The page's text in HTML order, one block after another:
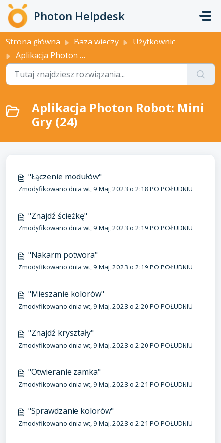
Przejdź do głównej treści
Photon Helpdesk
Strona główna Baza wiedzy
Użytkownicy domowi
Aplikacja Photon Robot: Mini Gry
Aplikacja Photon Robot: Mini
Gry (24)
"Łączenie modułów"
Zmodyfikowano dnia wt, 9 Maj, 2023 o 2:18 PO POŁUDNIU
"Znajdź ścieżkę"
Zmodyfikowano dnia wt, 9 Maj, 2023 o 2:19 PO POŁUDNIU
"Nakarm potwora"
Zmodyfikowano dnia wt, 9 Maj, 2023 o 2:19 PO POŁUDNIU
"Mieszanie kolorów"
Zmodyfikowano dnia wt, 9 Maj, 2023 o 2:20 PO POŁUDNIU
"Znajdź kryształy"
Zmodyfikowano dnia wt, 9 Maj, 2023 o 2:20 PO POŁUDNIU
"Otwieranie zamka"
Zmodyfikowano dnia wt, 9 Maj, 2023 o 2:21 PO POŁUDNIU
"Sprawdzanie kolorów"
Zmodyfikowano dnia wt, 9 Maj, 2023 o 2:21 PO POŁUDNIU